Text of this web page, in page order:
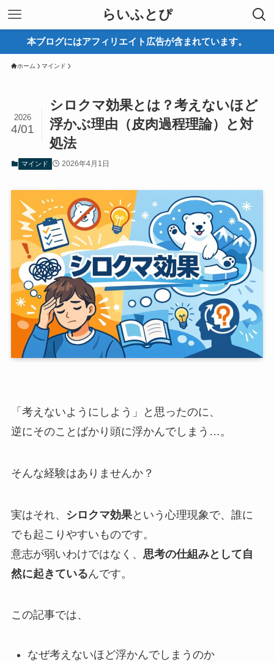
らいふとぴ
本ブログにはアフィリエイト広告が含まれています。
ホーム マインド
シロクマ効果とは？考えないほど
浮かぶ理由（皮肉過程理論）と対
処法
2026
4/01
マインド 2026年4月1日
「考えないようにしよう」と思ったのに、
逆にそのことばかり頭に浮かんでしまう…。
そんな経験はありませんか？
実はそれ、 シロクマ効果という心理現象で、誰に
でも起こりやすいものです。
意志が弱いわけではなく、 思考の仕組みとして自
然に起きているんです。
この記事では、
なぜ考えないほど浮かんでしまうのか